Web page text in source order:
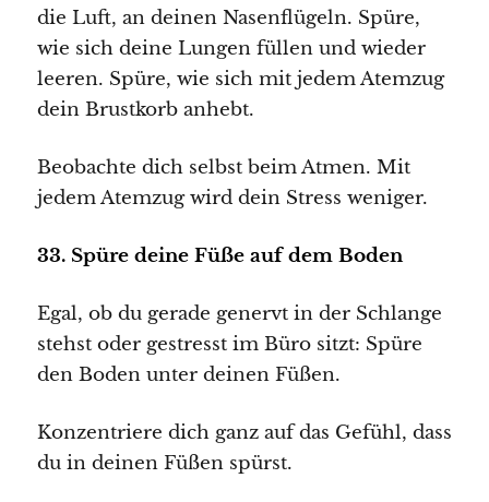
die Luft, an deinen Nasenflügeln. Spüre,
wie sich deine Lungen füllen und wieder
leeren. Spüre, wie sich mit jedem Atemzug
dein Brustkorb anhebt.
Beobachte dich selbst beim Atmen. Mit
jedem Atemzug wird dein Stress weniger.
33. Spüre deine Füße auf dem Boden
Egal, ob du gerade genervt in der Schlange
stehst oder gestresst im Büro sitzt: Spüre
den Boden unter deinen Füßen.
Konzentriere dich ganz auf das Gefühl, dass
du in deinen Füßen spürst.